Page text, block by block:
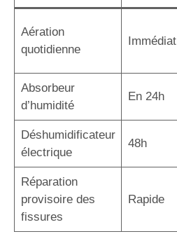
Aération
quotidienne
Immédiat
Absorbeur
d’humidité
En 24h
Déshumidificateur
électrique
48h
Réparation
provisoire des
fissures
Rapide